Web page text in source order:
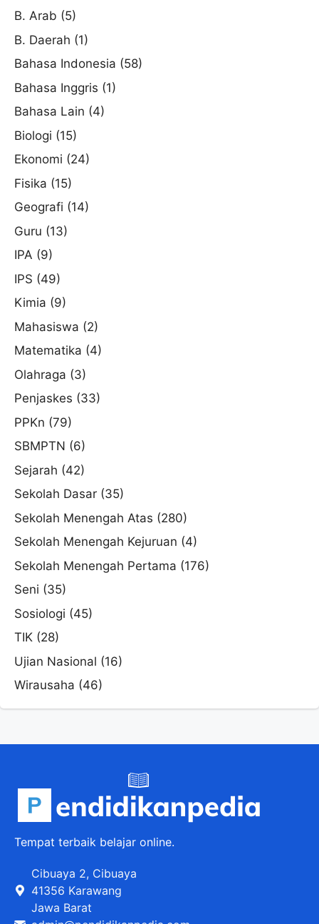
B. Arab (5)
B. Daerah (1)
Bahasa Indonesia (58)
Bahasa Inggris (1)
Bahasa Lain (4)
Biologi (15)
Ekonomi (24)
Fisika (15)
Geografi (14)
Guru (13)
IPA (9)
IPS (49)
Kimia (9)
Mahasiswa (2)
Matematika (4)
Olahraga (3)
Penjaskes (33)
PPKn (79)
SBMPTN (6)
Sejarah (42)
Sekolah Dasar (35)
Sekolah Menengah Atas (280)
Sekolah Menengah Kejuruan (4)
Sekolah Menengah Pertama (176)
Seni (35)
Sosiologi (45)
TIK (28)
Ujian Nasional (16)
Wirausaha (46)
Tempat terbaik belajar online.
Cibuaya 2, Cibuaya
41356 Karawang
Jawa Barat